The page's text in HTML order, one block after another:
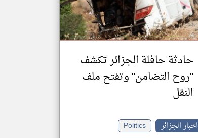
حادثة حافلة الجزائر تكشف
"روح التضامن" وتفتح ملف
النقل
اخبار الجزائر
Politics